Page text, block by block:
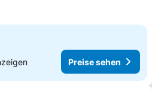
Preise sehen